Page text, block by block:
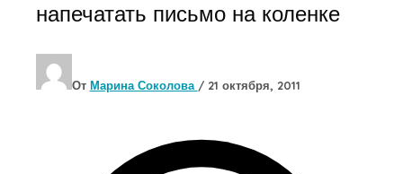
напечатать письмо на коленке
От Марина Соколова / 21 октября, 2011